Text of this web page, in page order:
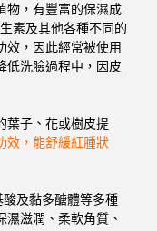
物，有豐富的保濕成
素及其他各種不同的
效，因此經常被使用
低洗臉過程中，因皮
葉子、花或樹皮提
效，能舒緩紅腫狀
及黏多醣體等多種
滋潤、柔軟角質、